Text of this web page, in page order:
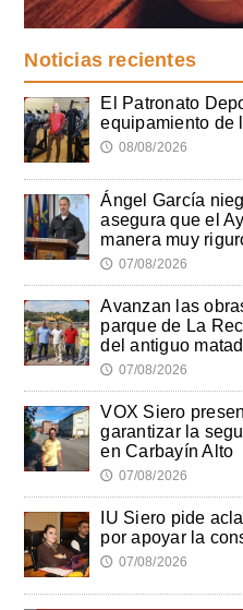
Noticias recientes
El Patronato
equipamiento de
🕔 08/08/2026
Ángel García
asegura que el
manera muy
🕔 07/08/2026
Avanzan las
parque de La
del antiguo
🕔 07/08/2026
VOX Siero
garantizar la
en Carbayín Alto
🕔 07/08/2026
IU Siero pide
por apoyar la
🕔 07/08/2026